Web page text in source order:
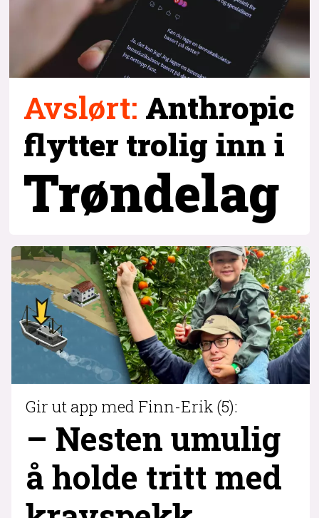
Avslørt: Anthropic
flytter trolig inn i
Trøndelag
Gir ut app med Finn-Erik (5):
– Nesten umulig
å holde tritt med